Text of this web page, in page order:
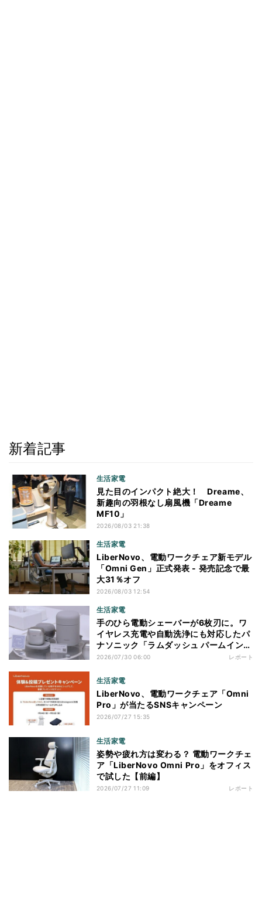
新着記事
生活家電
見た目のインパクト絶大！ Dreame、
新趣向の羽根なし扇風機「Dreame
MF10」
2026/08/03 21:38
生活家電
LiberNovo、電動ワークチェア新モデル
「Omni Gen」正式発表 - 発売記念で最
大31％オフ
2026/08/03 12:54
生活家電
手のひら電動シェーバーが6枚刃に。ワ
イヤレス充電や自動洗浄にも対応したパ
ナソニック「ラムダッシュ パームイン
プロ」を体験
2026/07/30 06:00 レポート
生活家電
LiberNovo、電動ワークチェア「Omni
Pro」が当たるSNSキャンペーン
2026/07/27 15:35
生活家電
姿勢や疲れ方は変わる？ 電動ワークチェ
ア「LiberNovo Omni Pro」をオフィス
で試した【前編】
2026/07/27 11:09 レポート